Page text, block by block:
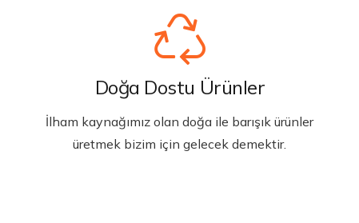
Doğa Dostu Ürünler
İlham kaynağımız olan doğa ile barışık ürünler
üretmek bizim için gelecek demektir.